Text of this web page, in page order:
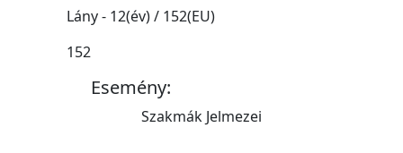
Lány - 12(év) / 152(EU)
152
Esemény:
Szakmák Jelmezei